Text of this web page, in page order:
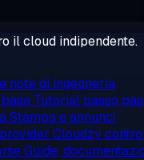
il cloud indipendente.
note di ingegneria
Tutorial passo
Stampa e annunci
Cloudzy
Guide,